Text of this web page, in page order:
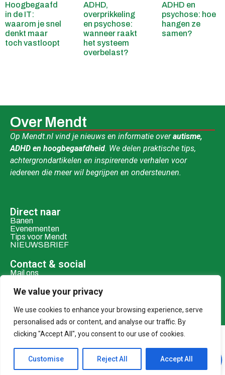
We value your privacy
We use cookies to enhance your browsing experience, serve
personalised ads or content, and analyse our traffic. By
clicking "Accept All", you consent to our use of cookies.
Customise Reject All Accept All
Hoogbegaafd
in de IT:
waarom je snel
denkt maar
toch vastloopt
ADHD,
overprikkeling
en psychose:
wanneer raakt
het systeem
overbelast?
ADHD en
psychose: hoe
hangen ze
samen?
Over Mendt
Op Mendt.nl vind je nieuws en informatie overautisme,
ADHD en hoogbegaafdheid. We delen praktische tips,
achtergrondartikelen en inspirerende verhalen voor
iedereen die meer wil begrijpen en ondersteunen.
Direct naar
Banen
Evenementen
Tips voor Mendt
NIEUWSBRIEF
Contact & social
Mail ons
Donaties
© 2026 MENDT